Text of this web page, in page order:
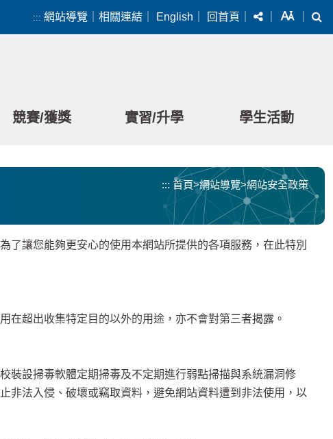
::: 網站導覽 相關連結 English 回首頁 分享 字級
競賽/獲獎 實習/升學 學生活動
::: 首頁>網站導覽>網站安全政策
讓您能夠更安心的使用本網站所提供的各項服務，在此特別
超出收集特定目的以外的用途，亦不會對第三者揭露。
設掃毒軟體定期掃毒及不定期進行弱點掃描與系統漏洞修
非法入侵、破壞或竊取資料，避免網站資料遭到非法使用，以